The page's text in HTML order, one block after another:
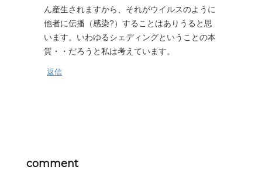
ん産生されますから、それがウイルスのように
他者に伝播（感染?）することはありうると思
います。いわゆるシェディングということの本
質・・だろうと私は考えています。
返信
comment